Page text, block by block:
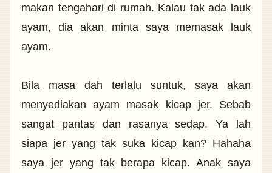
makan tengahari di rumah. Kalau tak ada lauk
ayam, dia akan minta saya memasak lauk
ayam.
Bila masa dah terlalu suntuk, saya akan
menyediakan ayam masak kicap jer. Sebab
sangat pantas dan rasanya sedap. Ya lah
siapa jer yang tak suka kicap kan? Hahaha
saya jer yang tak berapa kicap. Anak saya